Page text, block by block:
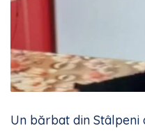
Un bărbat din